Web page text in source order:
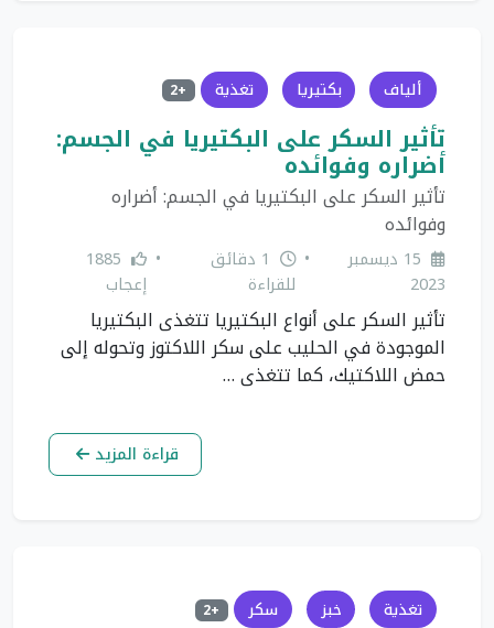
ألياف بكتيريا تغذية +2
تأثير السكر على البكتيريا في الجسم:
أضراره وفوائده
تأثير السكر على البكتيريا في الجسم: أضراره
وفوائده
15 ديسمبر
2023
•
1 دقائق
للقراءة
•
1885
إعجاب
تأثير السكر على أنواع البكتيريا تتغذى البكتيريا
الموجودة في الحليب على سكر اللاكتوز وتحوله إلى
حمض اللاكتيك، كما تتغذى …
قراءة المزيد
تغذية خبز سكر +2